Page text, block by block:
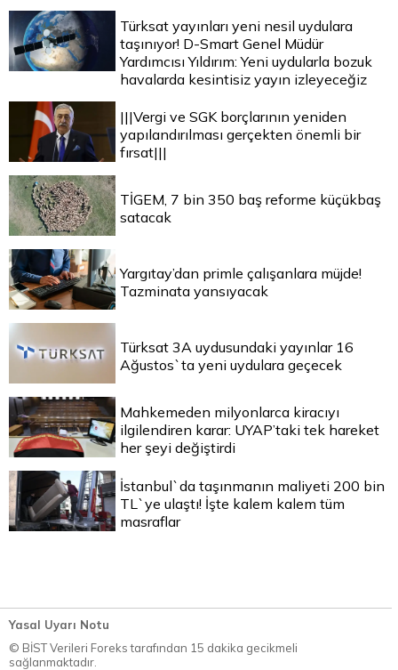
Türksat yayınları yeni nesil uydulara
taşınıyor! D-Smart Genel Müdür
Yardımcısı Yıldırım: Yeni uydularla bozuk
havalarda kesintisiz yayın izleyeceğiz
|||Vergi ve SGK borçlarının yeniden
yapılandırılması gerçekten önemli bir
fırsat|||
TİGEM, 7 bin 350 baş reforme küçükbaş
satacak
Yargıtay’dan primle çalışanlara müjde!
Tazminata yansıyacak
Türksat 3A uydusundaki yayınlar 16
Ağustos`ta yeni uydulara geçecek
Mahkemeden milyonlarca kiracıyı
ilgilendiren karar: UYAP’taki tek hareket
her şeyi değiştirdi
İstanbul`da taşınmanın maliyeti 200 bin
TL`ye ulaştı! İşte kalem kalem tüm
masraflar
Yasal Uyarı Notu
© BİST Verileri Foreks tarafından 15 dakika gecikmeli
sağlanmaktadır.